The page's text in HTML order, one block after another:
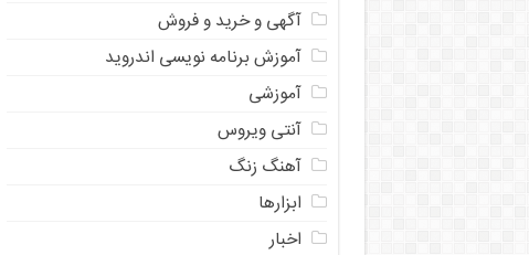
آگهی و خرید و فروش
آموزش برنامه نویسی اندروید
آموزشی
آنتی ویروس
آهنگ زنگ
ابزارها
اخبار